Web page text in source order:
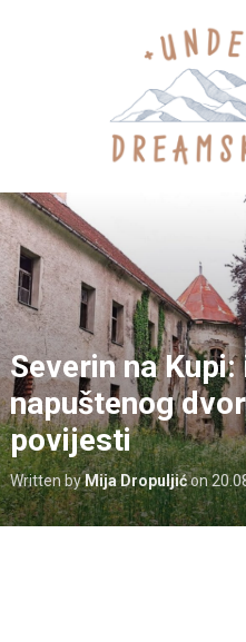
Severin na
napuštenog
povijesti
Written byMija Dropuljićon